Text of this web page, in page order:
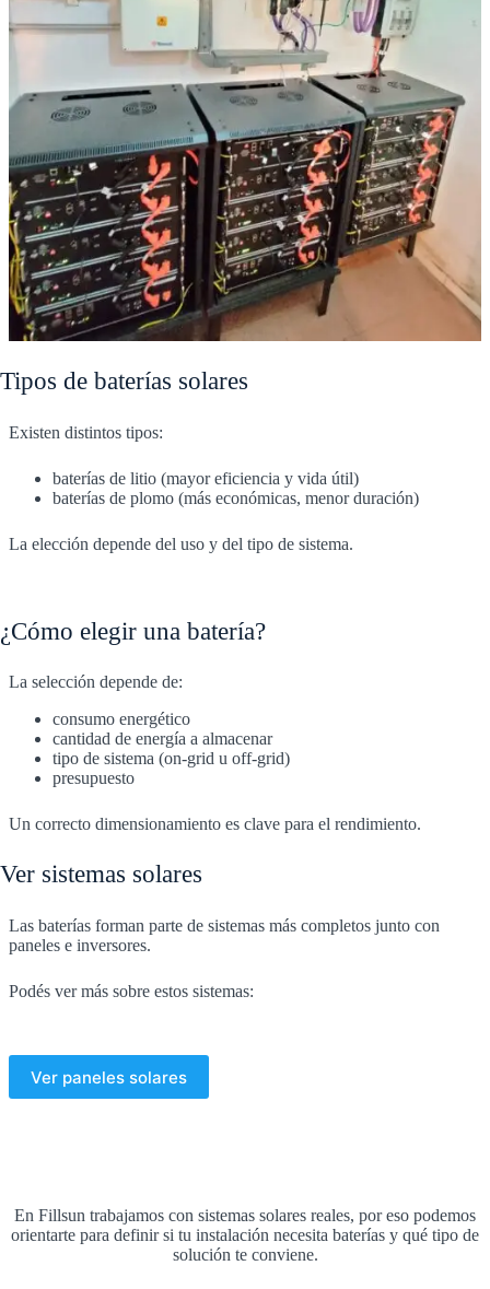
Tipos de baterías solares
Existen distintos tipos:
baterías de litio (mayor eficiencia y vida útil)
baterías de plomo (más económicas, menor duración)
La elección depende del uso y del tipo de sistema.
¿Cómo elegir una batería?
La selección depende de:
consumo energético
cantidad de energía a almacenar
tipo de sistema (on-grid u off-grid)
presupuesto
Un correcto dimensionamiento es clave para el rendimiento.
Ver sistemas solares
Las baterías forman parte de sistemas más completos junto con
paneles e inversores.
Podés ver más sobre estos sistemas:
Ver paneles solares
En Fillsun trabajamos con sistemas solares reales, por eso podemos
orientarte para definir si tu instalación necesita baterías y qué tipo de
solución te conviene.